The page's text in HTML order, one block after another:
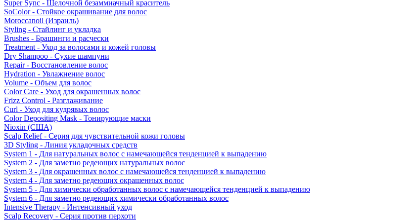
Super Sync - Щелочной безаммиачный краситель
SoColor - Стойкое окрашивание для волос
Moroccanoil (Израиль)
Styling - Стайлинг и укладка
Brushes - Брашинги и расчески
Treatment - Уход за волосами и кожей головы
Dry Shampoo - Сухие шампуни
Repair - Восстановление волос
Hydration - Увлажнение волос
Volume - Объем для волос
Color Care - Уход для окрашенных волос
Frizz Control - Разглаживание
Curl - Уход для кудрявых волос
Color Depositing Mask - Тонирующие маски
Nioxin (США)
Scalp Relief - Серия для чувствительной кожи головы
3D Styling - Линия укладочных средств
System 1 - Для натуральных волос с намечающейся тенденцией к выпадению
System 2 - Для заметно редеющих натуральных волос
System 3 - Для окрашенных волос с намечающейся тенденцией к выпадению
System 4 - Для заметно редеющих окрашенных волос
System 5 - Для химически обработанных волос с намечающейся тенденцией к выпадению
System 6 - Для заметно редеющих химически обработанных волос
Intensive Therapy - Интенсивный уход
Scalp Recovery - Серия против перхоти